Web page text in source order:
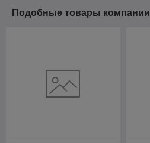
Подобные товары компании